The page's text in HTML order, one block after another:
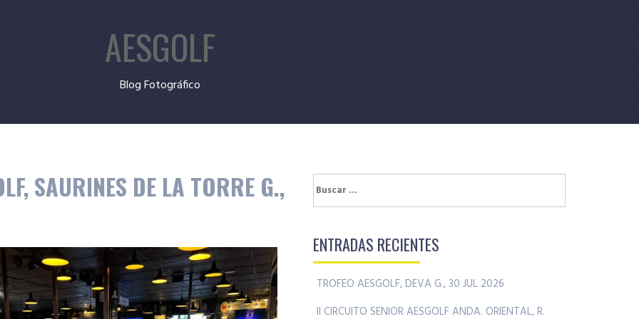
AESGOLF
Blog Fotográfico
SAURINES DE LA TORRE G., Buscar:
ENTRADAS RECIENTES
TROFEO AESGOLF, DEVA G., 30 JUL 2026
II CIRCUITO SENIOR AESGOLF ANDA. ORIENTAL, R.